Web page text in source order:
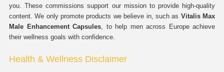
you. These commissions support our mission to provide high-quality
content. We only promote products we believe in, such as Vitalis Max
Male Enhancement Capsules, to help men across Europe achieve
their wellness goals with confidence.
Health & Wellness Disclaimer